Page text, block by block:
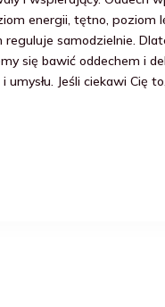
energii, tętno, poziom
samodzielnie.
się bawić oddechem i
umysłu. Jeśli ciekawi Cię